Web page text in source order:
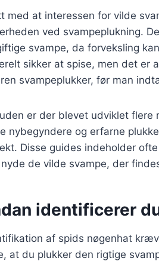
med at interessen for vilde
ved svampeplukning.
svampe, da forveksling
sikker at spise, men det er
svampeplukker, før man
er der blevet udviklet
nybegyndere og erfarne
Disse guides indeholder
de vilde svampe, der
identificerer
af spids nøgenhat
at du plukker den rigtige